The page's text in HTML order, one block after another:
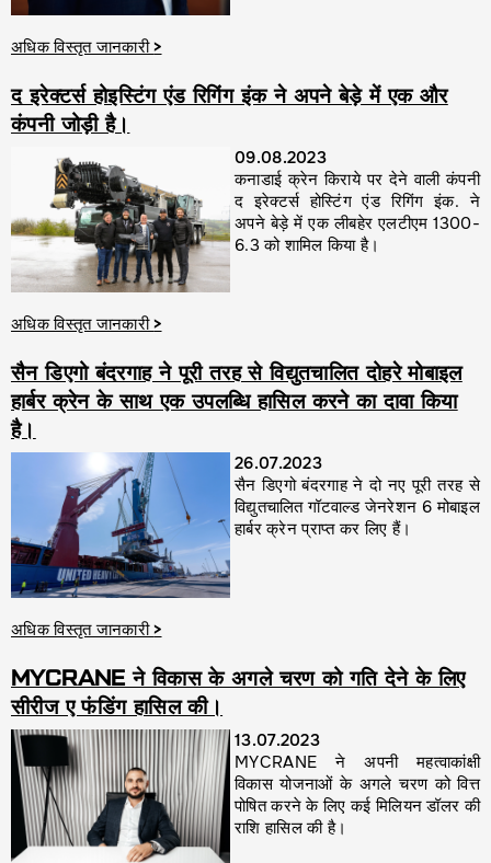
अधिक विस्तृत जानकारी>
द इरेक्टर्स होइस्टिंग एंड रिगिंग इंक ने अपने बेड़े में एक और
कंपनी जोड़ी है।
अधिक विस्तृत जानकारी>
09.08.2023
कनाडाई क्रेन किराये पर देने वाली कंपनी
द इरेक्टर्स होस्टिंग एंड रिगिंग इंक. ने
अपने बेड़े में एक लीबहेर एलटीएम 1300-
6.3 को शामिल किया है।
सैन डिएगो बंदरगाह ने पूरी तरह से विद्युतचालित दोहरे मोबाइल
हार्बर क्रेन के साथ एक उपलब्धि हासिल करने का दावा किया
है।
अधिक विस्तृत जानकारी>
26.07.2023
सैन डिएगो बंदरगाह ने दो नए पूरी तरह से
विद्युतचालित गॉटवाल्ड जेनरेशन 6 मोबाइल
हार्बर क्रेन प्राप्त कर लिए हैं।
MYCRANE ने विकास के अगले चरण को गति देने के लिए
सीरीज ए फंडिंग हासिल की।
13.07.2023
MYCRANE ने अपनी महत्वाकांक्षी
विकास योजनाओं के अगले चरण को वित्त
पोषित करने के लिए कई मिलियन डॉलर की
राशि हासिल की है।